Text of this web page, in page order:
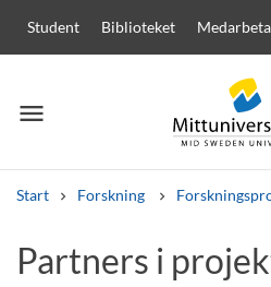
Student Biblioteket
menu
Meny
Start Forskning
Andra söktjänster
Partners i